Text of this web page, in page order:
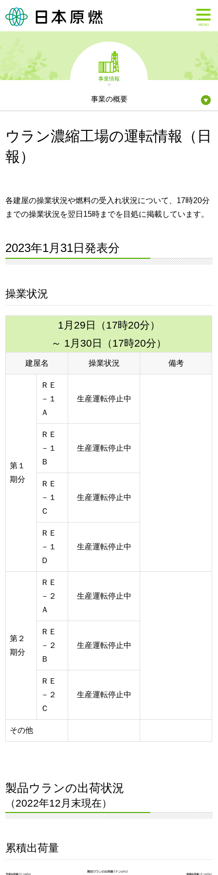
MENU
事業情報
事業の概要
ウラン濃縮工場の運転情報（日
報）
各建屋の操業状況や燃料の受入れ状況について、17時20分
までの操業状況を翌日15時までを目処に掲載しています。
2023年1月31日発表分
操業状況
1月29日（17時20分）
～ 1月30日（17時20分）
建屋名 操業状況 備考
第１
期分
ＲＥ
－１
Ａ
生産運転停止中
ＲＥ
－１
Ｂ
生産運転停止中
ＲＥ
－１
Ｃ
生産運転停止中
ＲＥ
－１
Ｄ
生産運転停止中
第２
期分
ＲＥ
－２
Ａ
生産運転停止中
ＲＥ
－２
Ｂ
生産運転停止中
ＲＥ
－２
Ｃ
生産運転停止中
その他
製品ウランの出荷状況
（2022年12月末現在）
累積出荷量